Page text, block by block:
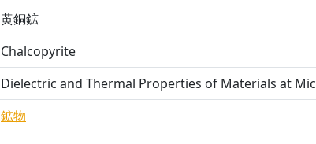
黄銅鉱
Chalcopyrite
Dielectric and Thermal Properties of Materials at
鉱物